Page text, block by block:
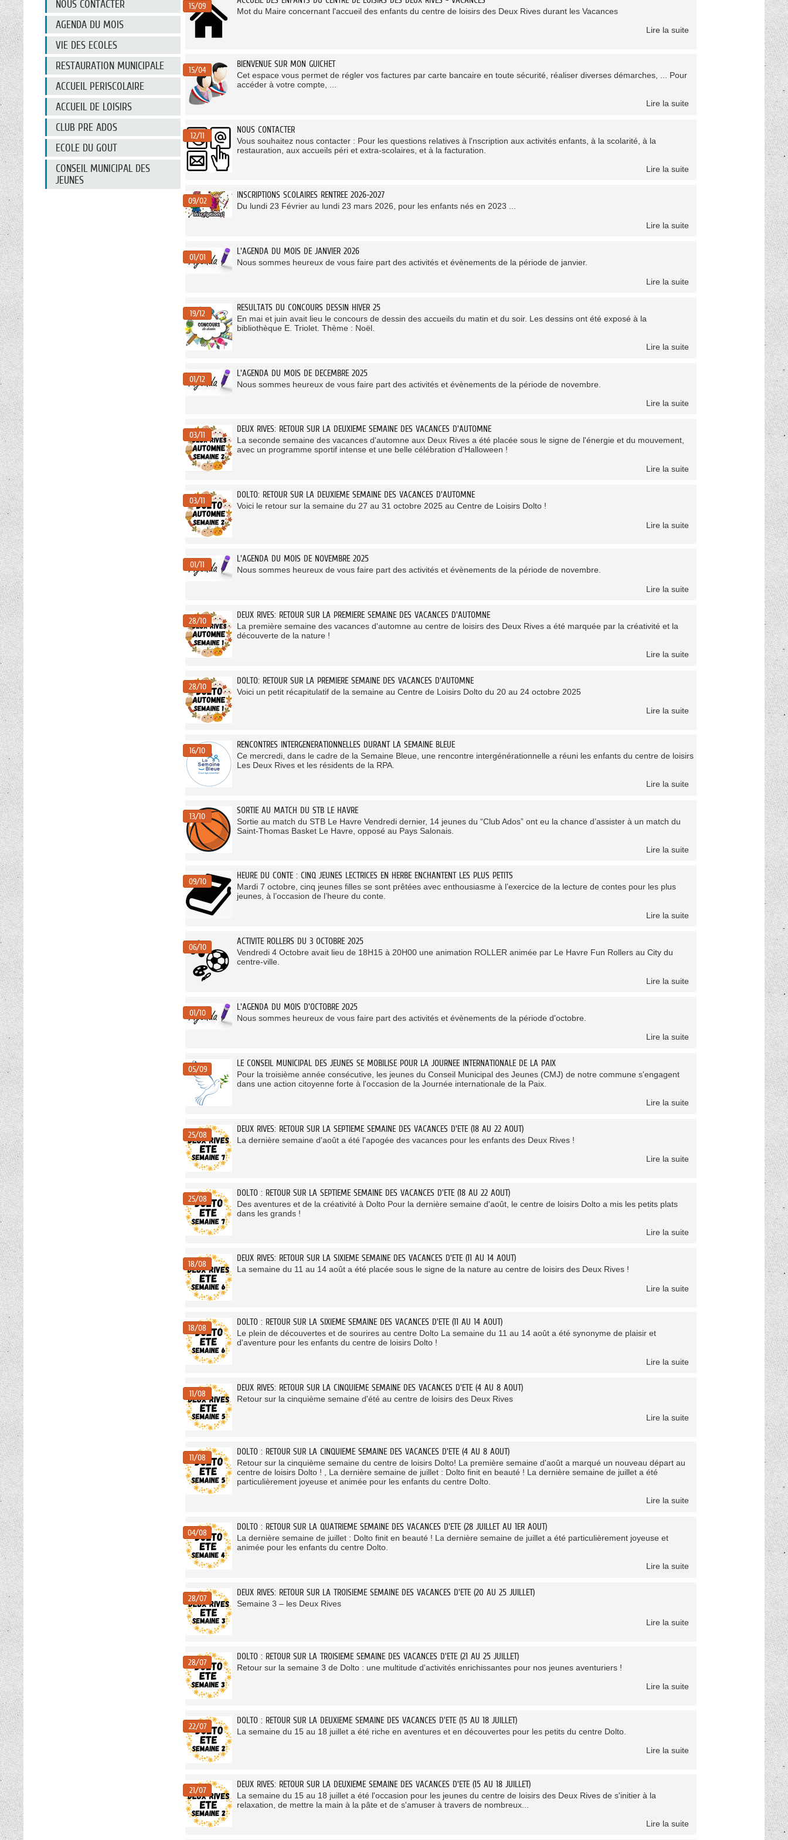
NOUS CONTACTER
AGENDA DU MOIS
VIE DES ECOLES
RESTAURATION MUNICIPALE
ACCUEIL PERISCOLAIRE
ACCUEIL DE LOISIRS
CLUB PRE ADOS
ECOLE DU GOUT
CONSEIL MUNICIPAL DES
JEUNES
15/09
Mot du Maire concernant l'accueil des enfants du centre de loisirs des Deux Rives durant les Vacances
Lire la suite
15/04
BIENVENUE SUR MON GUICHET
Cet espace vous permet de régler vos factures par carte bancaire en toute sécurité, réaliser diverses démarches, ... Pour
accéder à votre compte, ...
Lire la suite
12/11
NOUS CONTACTER
Vous souhaitez nous contacter : Pour les questions relatives à l'nscription aux activités enfants, à la scolarité, à la
restauration, aux accueils péri et extra-scolaires, et à la facturation.
Lire la suite
09/02
INSCRIPTIONS SCOLAIRES RENTREE 2026-2027
Du lundi 23 Février au lundi 23 mars 2026, pour les enfants nés en 2023 ...
Lire la suite
01/01
L'AGENDA DU MOIS DE JANVIER 2026
Nous sommes heureux de vous faire part des activités et évènements de la période de janvier.
Lire la suite
19/12
RESULTATS DU CONCOURS DESSIN HIVER 25
En mai et juin avait lieu le concours de dessin des accueils du matin et du soir. Les dessins ont été exposé à la
bibliothèque E. Triolet. Thème : Noël.
Lire la suite
01/12
L'AGENDA DU MOIS DE DECEMBRE 2025
Nous sommes heureux de vous faire part des activités et évènements de la période de novembre.
Lire la suite
03/11
DEUX RIVES: RETOUR SUR LA DEUXIEME SEMAINE DES VACANCES D'AUTOMNE
La seconde semaine des vacances d'automne aux Deux Rives a été placée sous le signe de l'énergie et du mouvement,
avec un programme sportif intense et une belle célébration d'Halloween !
Lire la suite
03/11
DOLTO: RETOUR SUR LA DEUXIEME SEMAINE DES VACANCES D'AUTOMNE
Voici le retour sur la semaine du 27 au 31 octobre 2025 au Centre de Loisirs Dolto !
Lire la suite
01/11
L'AGENDA DU MOIS DE NOVEMBRE 2025
Nous sommes heureux de vous faire part des activités et évènements de la période de novembre.
Lire la suite
28/10
DEUX RIVES: RETOUR SUR LA PREMIERE SEMAINE DES VACANCES D'AUTOMNE
La première semaine des vacances d'automne au centre de loisirs des Deux Rives a été marquée par la créativité et la
découverte de la nature !
Lire la suite
28/10
DOLTO: RETOUR SUR LA PREMIERE SEMAINE DES VACANCES D'AUTOMNE
Voici un petit récapitulatif de la semaine au Centre de Loisirs Dolto du 20 au 24 octobre 2025
Lire la suite
16/10
RENCONTRES INTERGENERATIONNELLES DURANT LA SEMAINE BLEUE
Ce mercredi, dans le cadre de la Semaine Bleue, une rencontre intergénérationnelle a réuni les enfants du centre de loisirs
Les Deux Rives et les résidents de la RPA.
Lire la suite
13/10
SORTIE AU MATCH DU STB LE HAVRE
Sortie au match du STB Le Havre Vendredi dernier, 14 jeunes du “Club Ados” ont eu la chance d’assister à un match du
Saint-Thomas Basket Le Havre, opposé au Pays Salonais.
Lire la suite
09/10
HEURE DU CONTE : CINQ JEUNES LECTRICES EN HERBE ENCHANTENT LES PLUS PETITS
Mardi 7 octobre, cinq jeunes filles se sont prêtées avec enthousiasme à l’exercice de la lecture de contes pour les plus
jeunes, à l’occasion de l’heure du conte.
Lire la suite
06/10
ACTIVITE ROLLERS DU 3 OCTOBRE 2025
Vendredi 4 Octobre avait lieu de 18H15 à 20H00 une animation ROLLER animée par Le Havre Fun Rollers au City du
centre-ville.
Lire la suite
01/10
L'AGENDA DU MOIS D'OCTOBRE 2025
Nous sommes heureux de vous faire part des activités et évènements de la période d'octobre.
Lire la suite
05/09
LE CONSEIL MUNICIPAL DES JEUNES SE MOBILISE POUR LA JOURNEE INTERNATIONALE DE LA PAIX
Pour la troisième année consécutive, les jeunes du Conseil Municipal des Jeunes (CMJ) de notre commune s'engagent
dans une action citoyenne forte à l'occasion de la Journée internationale de la Paix.
Lire la suite
25/08
DEUX RIVES: RETOUR SUR LA SEPTIEME SEMAINE DES VACANCES D'ETE (18 AU 22 AOUT)
La dernière semaine d'août a été l'apogée des vacances pour les enfants des Deux Rives !
Lire la suite
25/08
DOLTO : RETOUR SUR LA SEPTIEME SEMAINE DES VACANCES D'ETE (18 AU 22 AOUT)
Des aventures et de la créativité à Dolto Pour la dernière semaine d'août, le centre de loisirs Dolto a mis les petits plats
dans les grands !
Lire la suite
18/08
DEUX RIVES: RETOUR SUR LA SIXIEME SEMAINE DES VACANCES D'ETE (11 AU 14 AOUT)
La semaine du 11 au 14 août a été placée sous le signe de la nature au centre de loisirs des Deux Rives !
Lire la suite
18/08
DOLTO : RETOUR SUR LA SIXIEME SEMAINE DES VACANCES D'ETE (11 AU 14 AOUT)
Le plein de découvertes et de sourires au centre Dolto La semaine du 11 au 14 août a été synonyme de plaisir et
d'aventure pour les enfants du centre de loisirs Dolto !
Lire la suite
11/08
DEUX RIVES: RETOUR SUR LA CINQUIEME SEMAINE DES VACANCES D'ETE (4 AU 8 AOUT)
Retour sur la cinquième semaine d'été au centre de loisirs des Deux Rives
Lire la suite
11/08
DOLTO : RETOUR SUR LA CINQUIEME SEMAINE DES VACANCES D'ETE (4 AU 8 AOUT)
Retour sur la cinquième semaine du centre de loisirs Dolto! La première semaine d'août a marqué un nouveau départ au
centre de loisirs Dolto ! , La dernière semaine de juillet : Dolto finit en beauté ! La dernière semaine de juillet a été
particulièrement joyeuse et animée pour les enfants du centre Dolto.
Lire la suite
04/08
DOLTO : RETOUR SUR LA QUATRIEME SEMAINE DES VACANCES D'ETE (28 JUILLET AU 1ER AOUT)
La dernière semaine de juillet : Dolto finit en beauté ! La dernière semaine de juillet a été particulièrement joyeuse et
animée pour les enfants du centre Dolto.
Lire la suite
28/07
DEUX RIVES: RETOUR SUR LA TROISIEME SEMAINE DES VACANCES D'ETE (20 AU 25 JUILLET)
Semaine 3 – les Deux Rives
Lire la suite
28/07
DOLTO : RETOUR SUR LA TROISIEME SEMAINE DES VACANCES D'ETE (21 AU 25 JUILLET)
Retour sur la semaine 3 de Dolto : une multitude d'activités enrichissantes pour nos jeunes aventuriers !
Lire la suite
22/07
DOLTO : RETOUR SUR LA DEUXIEME SEMAINE DES VACANCES D'ETE (15 AU 18 JUILLET)
La semaine du 15 au 18 juillet a été riche en aventures et en découvertes pour les petits du centre Dolto.
Lire la suite
21/07
DEUX RIVES: RETOUR SUR LA DEUXIEME SEMAINE DES VACANCES D'ETE (15 AU 18 JUILLET)
La semaine du 15 au 18 juillet a été l'occasion pour les jeunes du centre de loisirs des Deux Rives de s'initier à la
relaxation, de mettre la main à la pâte et de s'amuser à travers de nombreux...
Lire la suite